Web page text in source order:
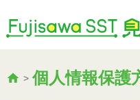
> 個人情報保護